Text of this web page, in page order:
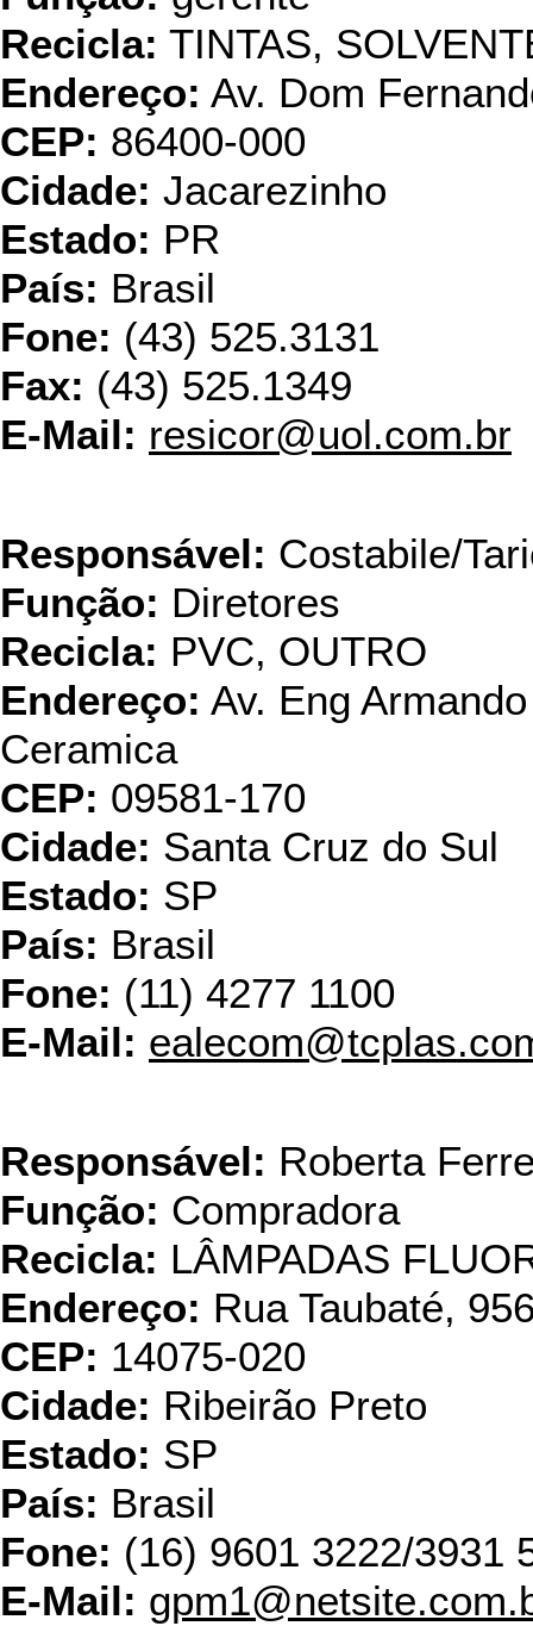
Recicla: TINTAS,
Endereço: Av. Dom
CEP: 86400-000
Cidade: Jacarezinho
Estado: PR
País: Brasil
Fone: (43) 525.3131
Fax: (43) 525.1349
E-Mail: resicor@uol.com.br
Responsável: Costabile/
Função: Diretores
Recicla: PVC, OUTRO
Endereço: Av. Eng
Ceramica
CEP: 09581-170
Cidade: Santa Cruz do Sul
Estado: SP
País: Brasil
Fone: (11) 4277 1100
E-Mail:
Responsável: Roberta
Função: Compradora
Recicla: LÂMPADAS
Endereço: Rua Taubaté,
CEP: 14075-020
Cidade: Ribeirão Preto
Estado: SP
País: Brasil
Fone: (16) 9601 3222/3931
E-Mail: